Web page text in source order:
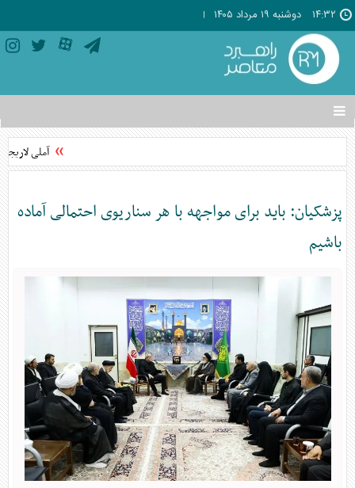
۱۴:۳۲ دوشنبه ۱۹ مرداد ۱۴۰۵
تغییر
وضعیت
منوی
ها
آملی
پزشکیان: باید برای مواجهه با هر سناریوی احتمالی آماده
باشیم